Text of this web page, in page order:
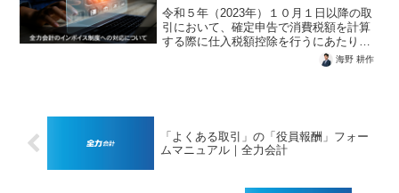
令和５年（2023年）１０月１日以降の取
引において、確定申告で消費税額を計算
する際に仕入税額控除を行うにあたり、
原則適格請求書（以下インボイスとい
う。）の保存が要件になりました。つま
海野 耕作
「よくある取引」の「役員報酬」フォー
ムマニュアル｜全力会計